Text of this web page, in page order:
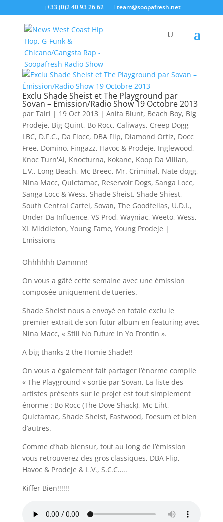
+33 (0)2 40 93 26 62 team@soopafresh.net
Exclu Shade Sheist et The Playground par
Sovan – Émission/Radio Show 19 Octobre 2013
par Talri | 19 Oct 2013 | Anita Blunt, Beach Boy, Big
Prodeje, Big Quint, Bo Rocc, Caliways, Creep Dogg
LBC, D.F.C., Da Flocc, DBA Flip, Diamond Ortiz, Docc
Free, Domino, Fingazz, Havoc & Prodeje, Inglewood,
Knoc Turn'Al, Knocturna, Kokane, Koop Da Villian,
L.V., Long Beach, Mc Breed, Mr. Criminal, Nate dogg,
Nina Macc, Quictamac, Reservoir Dogs, Sanga Locc,
Sanga Locc & Wess, Shade Sheist, Shade Shiest,
South Central Cartel, Sovan, The Goodfellas, U.D.I.,
Under Da Influence, VS Prod, Wayniac, Weeto, Wess,
XL Middleton, Young Fame, Young Prodeje |
Emissions
Ohhhhhh Damnnn!
On vous a gâté cette semaine avec une émission
composée uniquement de tueries.
Shade Sheist nous a envoyé en totale exclu le
premier extrait de son futur album en featuring avec
Nina Macc, « Still No Future In Yo Frontin ».
A big thanks 2 the Homie Shade!!
On vous a également fait partager l’énorme compile
« The Playground » sortie par Sovan. La liste des
artistes présents sur le projet est tout simplement
énorme : Bo Rocc (The Dove Shack), Mc Eiht,
Quictamac, Shade Sheist, Eastwood, Foesum et bien
d’autres.
Comme d’hab biensur, tout au long de l’émission
vous retrouverez des gros classiques, DBA Flip,
Havoc & Prodeje & L.V., S.C.C…..
Kiffer Bien!!!!!!